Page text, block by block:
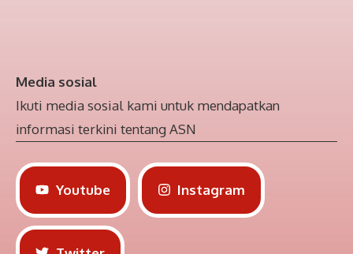
Media sosial
Ikuti media sosial kami untuk mendapatkan
informasi terkini tentang ASN
Youtube Instagram